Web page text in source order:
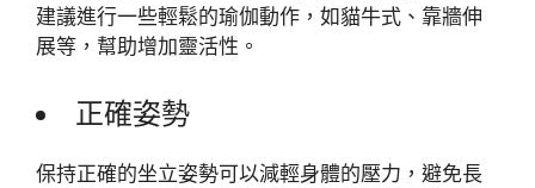
建議進行一些輕鬆的瑜伽動作，如貓牛式、靠牆伸
展等，幫助增加靈活性。
正確姿勢
保持正確的坐立姿勢可以減輕身體的壓力，避免長